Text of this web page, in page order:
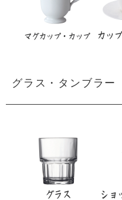
グラス・タンブラー